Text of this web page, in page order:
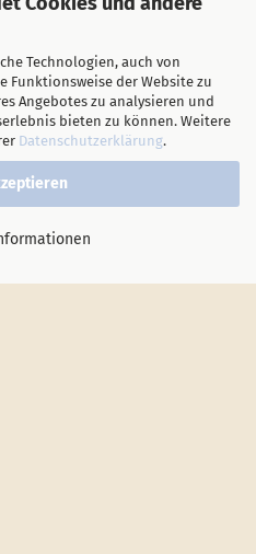
Technologien, auch von
der Website zu
Angebotes zu analysieren und
bieten zu können. Weitere
Datenschutzerklärung.